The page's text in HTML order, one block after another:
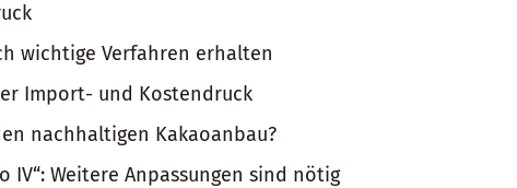
wichtige Verfahren erhalten
Import- und Kostendruck
nachhaltigen Kakaoanbau?
Weitere Anpassungen sind nötig